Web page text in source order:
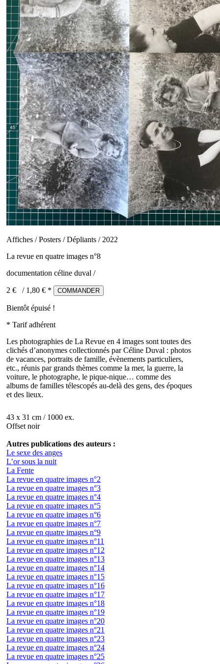
Affiches / Posters / Dépliants / 2022
La revue en quatre images n°8
documentation céline duval /
2 € / 1,80 € * COMMANDER
Bientôt épuisé !
* Tarif adhérent
Les photographies de La Revue en 4 images sont toutes des
clichés d’anonymes collectionnés par Céline Duval : photos
de vacances, portraits de famille, évènements particuliers,
etc., réunis par grands thèmes comme la mer, la guerre, la
voiture, le photographe, le pique-nique… comme des
albums de familles télescopés au-delà des gens, des époques
et des lieux.
43 x 31 cm / 1000 ex.
Offset noir
Autres publications des auteurs :
Le sexe des anges
L’or sous la nuit
La Fente
La revue en quatre images n°2
La revue en quatre images n°3
La revue en quatre images n°4
La revue en quatre images n°5
La revue en quatre images n°6
La revue en quatre images n°7
La revue en quatre images n°9
La revue en quatre images n°11
La revue en quatre images n°12
La revue en quatre images n°13
La revue en quatre images n°14
La revue en quatre images n°15
La revue en quatre images n°16
La revue en quatre images n°17
La revue en quatre images n°18
La revue en quatre images n°19
La revue en quatre images n°20
La revue en quatre images n°21
La revue en quatre images n°23
La revue en quatre images n°24
La revue en quatre images n°25